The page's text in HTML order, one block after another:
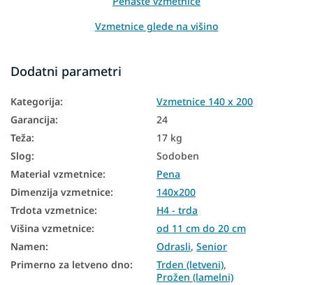
Vzmetnice glede na višino
Vzmetnice PUR pena
Vzmetnice za goste
Talne vzmetnice
Talne vzmetnice
Vzmetnice glede na trdoto
Trde vzmetnice
Conske vzmetnice
7-conske vzmetnice
Vzmetnice za starejše
Dodatni parametri
Kategorija:
Vzmetnice 140 x 200
Garancija:
24
Teža:
17 kg
Slog:
Sodoben
Material vzmetnice:
Pena
Dimenzija vzmetnice:
140x200
Trdota vzmetnice:
H4 - trda
Višina vzmetnice:
od 11 cm do 20 cm
Namen: Odrasli, Senior
Primerno za letveno dno: Trden (letveni),
Prožen (lamelni)